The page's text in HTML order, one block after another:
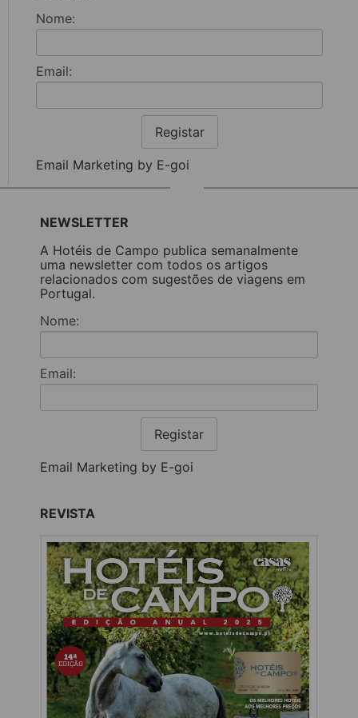
Nome:
Email:
Registar
Email Marketing by E-goi
NEWSLETTER
A Hotéis de Campo publica semanalmente
uma newsletter com todos os artigos
relacionados com sugestões de viagens em
Portugal.
Nome:
Email:
Registar
Email Marketing by E-goi
REVISTA